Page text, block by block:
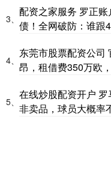
3、
配资之家服务 罗正
债！全网破防：谁跟
4、
东莞市股票配资公司
昂，租借费350万欧
5、
在线炒股配资开户
非卖品，球员大概率